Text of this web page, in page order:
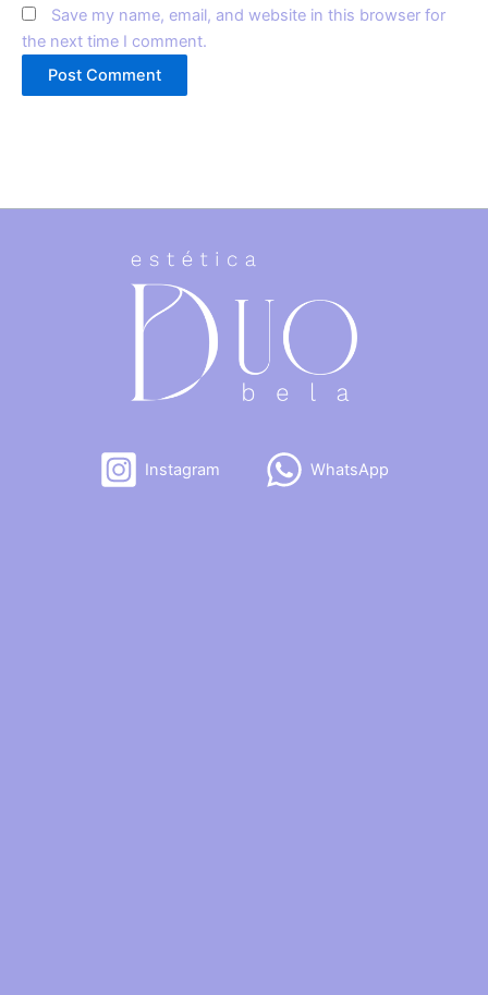
Save my name, email, and website in this browser for
the next time I comment.
Instagram WhatsApp